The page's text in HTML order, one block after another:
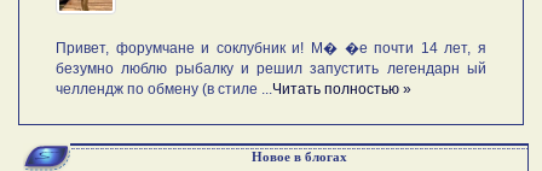
Привет, форумчане и соклубник и! М� �е почти 14 лет, я
безумно люблю рыбалку и решил запустить легендарн ый
челлендж по обмену (в стиле ... Читать полностью »
Новое в блогах